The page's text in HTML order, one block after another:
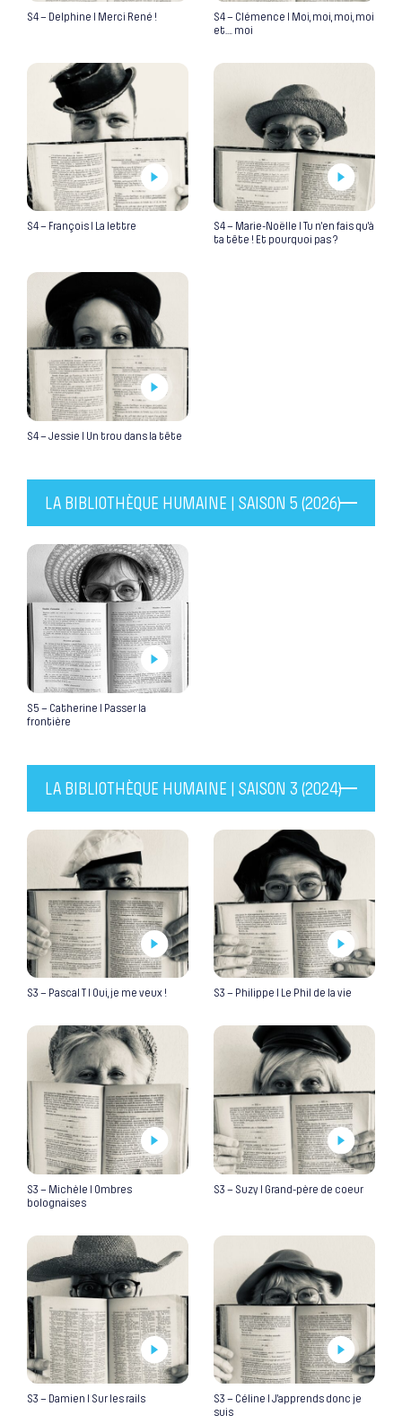
S4 – Delphine I Merci René !
S4 – Clémence I Moi, moi, moi, moi
et…. moi
S4 – François I La lettre
S4 – Marie-Noëlle I Tu n’en fais qu’à
ta tête ! Et pourquoi pas ?
S4 – Jessie I Un trou dans la tête
LA BIBLIOTHÈQUE HUMAINE | SAISON 5 (2026)
S5 – Catherine I Passer la
frontière
LA BIBLIOTHÈQUE HUMAINE | SAISON 3 (2024)
S3 – Pascal T I Oui, je me veux ! S3 – Philippe I Le Phil de la vie
S3 – Michèle I Ombres
bolognaises
S3 – Suzy I Grand-père de coeur
S3 – Damien I Sur les rails
S3 – Céline I J’apprends donc je
suis